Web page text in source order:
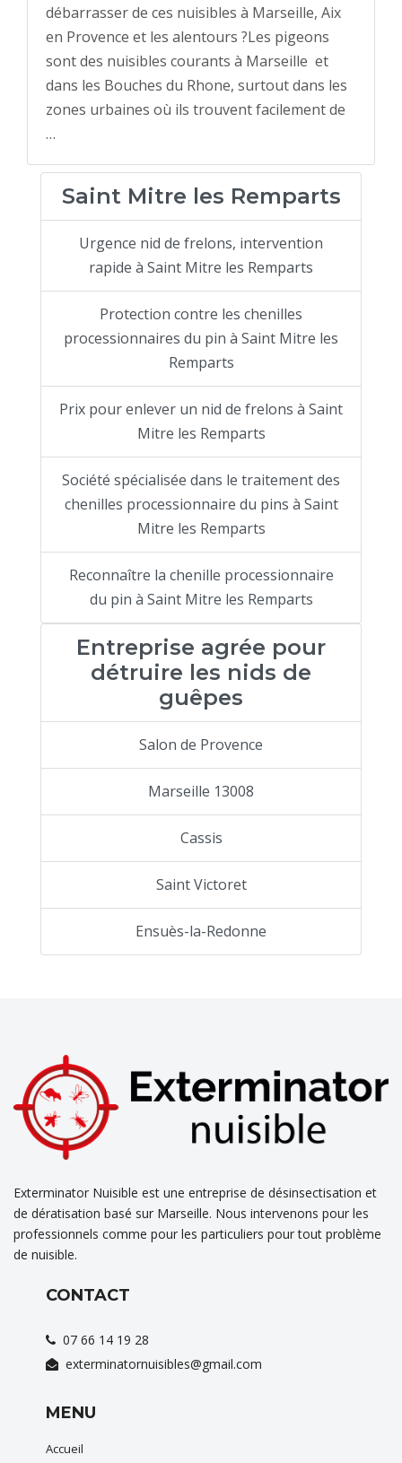
débarrasser de ces nuisibles à Marseille, Aix
en Provence et les alentours ?Les pigeons
sont des nuisibles courants à Marseille et
dans les Bouches du Rhone, surtout dans les
zones urbaines où ils trouvent facilement de
…
Saint Mitre les Remparts
Urgence nid de frelons, intervention
rapide à Saint Mitre les Remparts
Protection contre les chenilles
processionnaires du pin à Saint Mitre les
Remparts
Prix pour enlever un nid de frelons à Saint
Mitre les Remparts
Société spécialisée dans le traitement des
chenilles processionnaire du pins à Saint
Mitre les Remparts
Reconnaître la chenille processionnaire
du pin à Saint Mitre les Remparts
Entreprise agrée pour
détruire les nids de
guêpes
Salon de Provence
Marseille 13008
Cassis
Saint Victoret
Ensuès-la-Redonne
Exterminator Nuisible est une entreprise de désinsectisation et
de dératisation basé sur Marseille. Nous intervenons pour les
professionnels comme pour les particuliers pour tout problème
de nuisible.
CONTACT
07 66 14 19 28
exterminatornuisibles@gmail.com
MENU
Accueil